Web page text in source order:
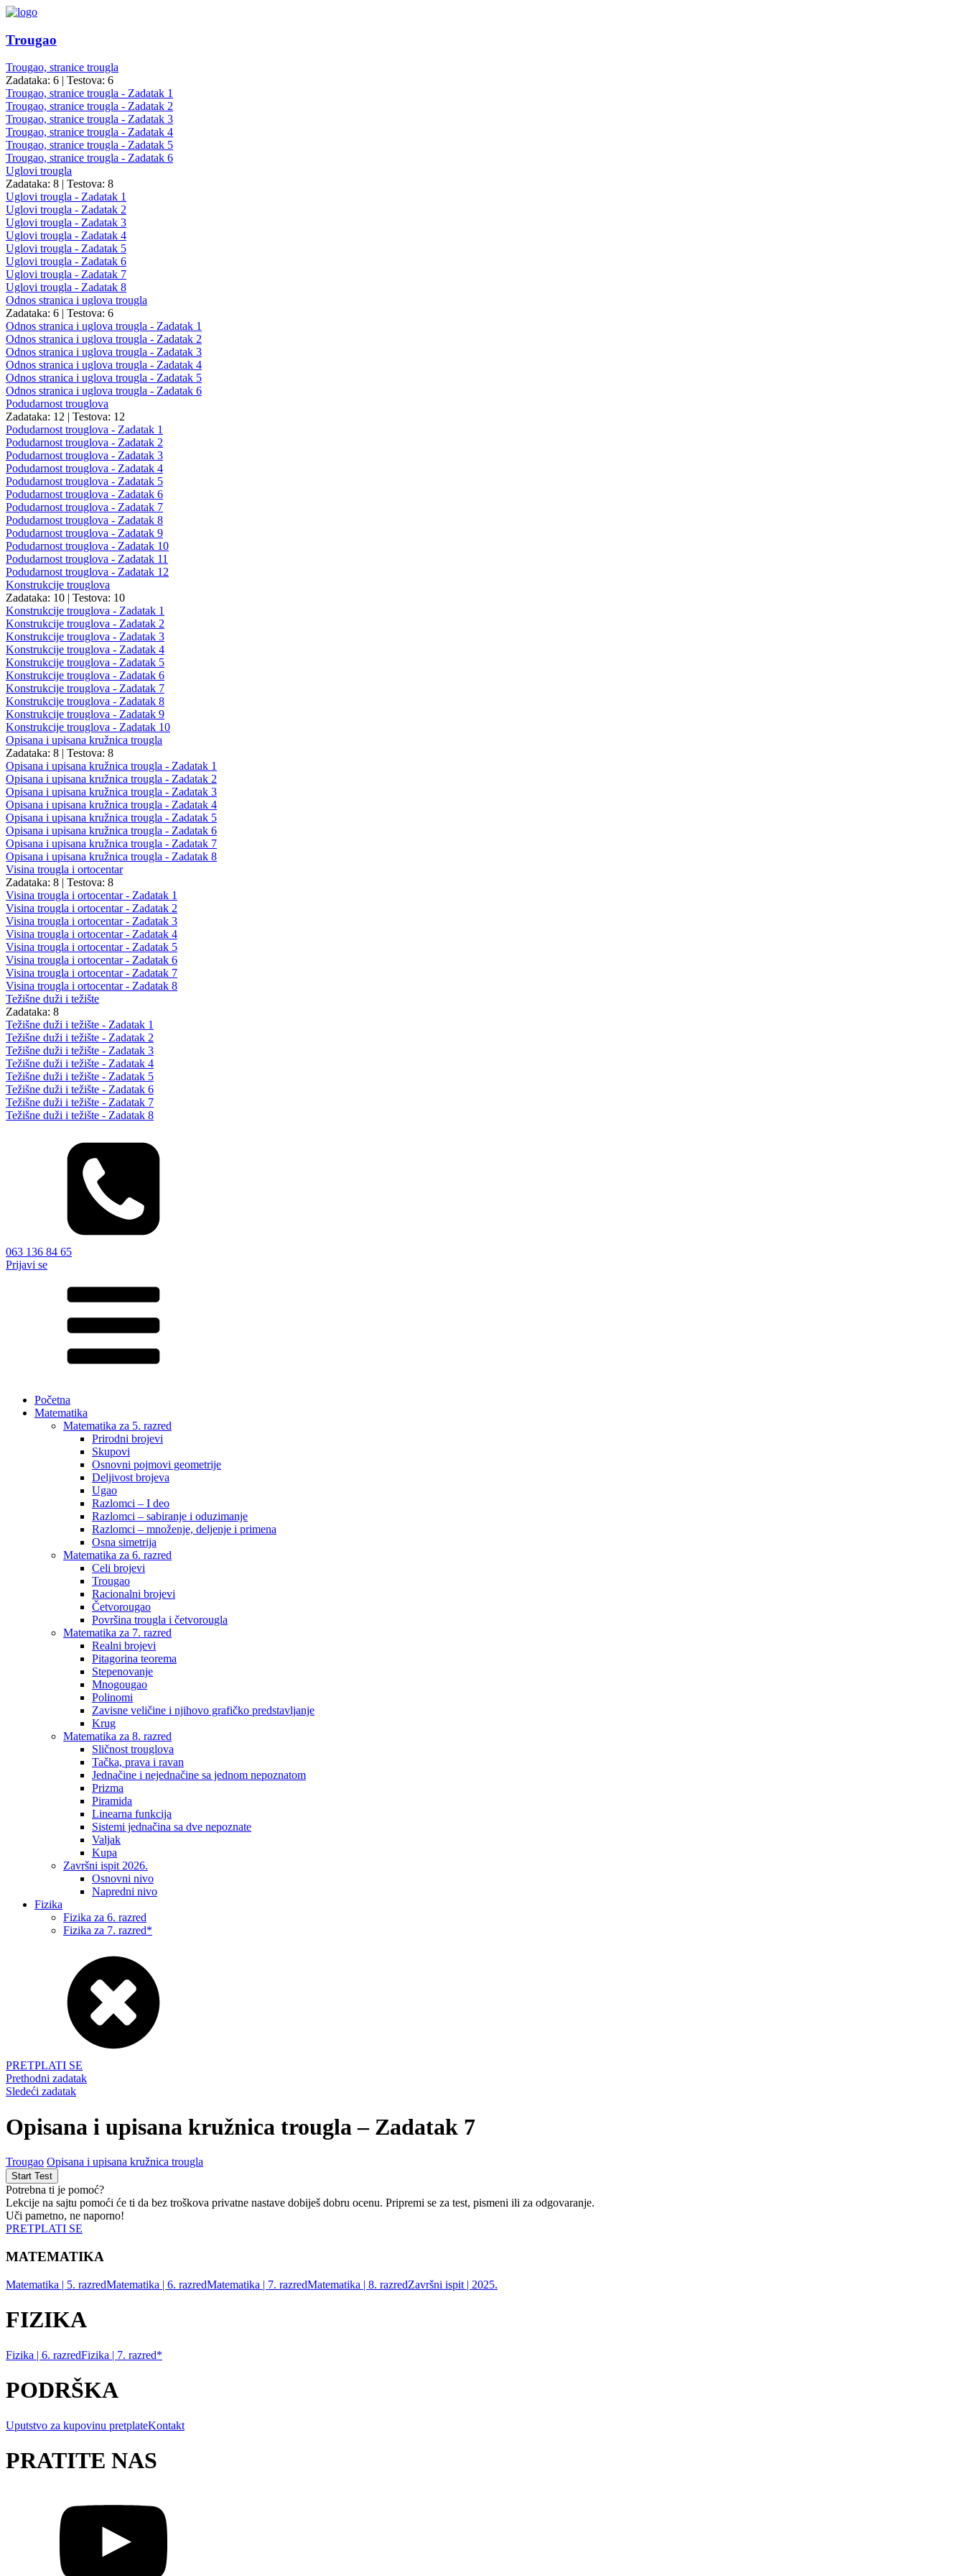
Trougao
Trougao, stranice trougla
Zadataka: 6 | Testova: 6
Trougao, stranice trougla - Zadatak 1
Trougao, stranice trougla - Zadatak 2
Trougao, stranice trougla - Zadatak 3
Trougao, stranice trougla - Zadatak 4
Trougao, stranice trougla - Zadatak 5
Trougao, stranice trougla - Zadatak 6
Uglovi trougla
Zadataka: 8 | Testova: 8
Uglovi trougla - Zadatak 1
Uglovi trougla - Zadatak 2
Uglovi trougla - Zadatak 3
Uglovi trougla - Zadatak 4
Uglovi trougla - Zadatak 5
Uglovi trougla - Zadatak 6
Uglovi trougla - Zadatak 7
Uglovi trougla - Zadatak 8
Odnos stranica i uglova trougla
Zadataka: 6 | Testova: 6
Odnos stranica i uglova trougla - Zadatak 1
Odnos stranica i uglova trougla - Zadatak 2
Odnos stranica i uglova trougla - Zadatak 3
Odnos stranica i uglova trougla - Zadatak 4
Odnos stranica i uglova trougla - Zadatak 5
Odnos stranica i uglova trougla - Zadatak 6
Podudarnost trouglova
Zadataka: 12 | Testova: 12
Podudarnost trouglova - Zadatak 1
Podudarnost trouglova - Zadatak 2
Podudarnost trouglova - Zadatak 3
Podudarnost trouglova - Zadatak 4
Podudarnost trouglova - Zadatak 5
Podudarnost trouglova - Zadatak 6
Podudarnost trouglova - Zadatak 7
Podudarnost trouglova - Zadatak 8
Podudarnost trouglova - Zadatak 9
Podudarnost trouglova - Zadatak 10
Podudarnost trouglova - Zadatak 11
Podudarnost trouglova - Zadatak 12
Konstrukcije trouglova
Zadataka: 10 | Testova: 10
Konstrukcije trouglova - Zadatak 1
Konstrukcije trouglova - Zadatak 2
Konstrukcije trouglova - Zadatak 3
Konstrukcije trouglova - Zadatak 4
Konstrukcije trouglova - Zadatak 5
Konstrukcije trouglova - Zadatak 6
Konstrukcije trouglova - Zadatak 7
Konstrukcije trouglova - Zadatak 8
Konstrukcije trouglova - Zadatak 9
Konstrukcije trouglova - Zadatak 10
Opisana i upisana kružnica trougla
Zadataka: 8 | Testova: 8
Opisana i upisana kružnica trougla - Zadatak 1
Opisana i upisana kružnica trougla - Zadatak 2
Opisana i upisana kružnica trougla - Zadatak 3
Opisana i upisana kružnica trougla - Zadatak 4
Opisana i upisana kružnica trougla - Zadatak 5
Opisana i upisana kružnica trougla - Zadatak 6
Opisana i upisana kružnica trougla - Zadatak 7
Opisana i upisana kružnica trougla - Zadatak 8
Visina trougla i ortocentar
Zadataka: 8 | Testova: 8
Visina trougla i ortocentar - Zadatak 1
Visina trougla i ortocentar - Zadatak 2
Visina trougla i ortocentar - Zadatak 3
Visina trougla i ortocentar - Zadatak 4
Visina trougla i ortocentar - Zadatak 5
Visina trougla i ortocentar - Zadatak 6
Visina trougla i ortocentar - Zadatak 7
Visina trougla i ortocentar - Zadatak 8
Težišne duži i težište
Zadataka: 8
Težišne duži i težište - Zadatak 1
Težišne duži i težište - Zadatak 2
Težišne duži i težište - Zadatak 3
Težišne duži i težište - Zadatak 4
Težišne duži i težište - Zadatak 5
Težišne duži i težište - Zadatak 6
Težišne duži i težište - Zadatak 7
Težišne duži i težište - Zadatak 8
063 136 84 65
Prijavi se
Početna
Matematika
Matematika za 5. razred
Prirodni brojevi
Skupovi
Osnovni pojmovi geometrije
Deljivost brojeva
Ugao
Razlomci – I deo
Razlomci – sabiranje i oduzimanje
Razlomci – množenje, deljenje i primena
Osna simetrija
Matematika za 6. razred
Celi brojevi
Trougao
Racionalni brojevi
Četvorougao
Površina trougla i četvorougla
Matematika za 7. razred
Realni brojevi
Pitagorina teorema
Stepenovanje
Mnogougao
Polinomi
Zavisne veličine i njihovo grafičko predstavljanje
Krug
Matematika za 8. razred
Sličnost trouglova
Tačka, prava i ravan
Jednačine i nejednačine sa jednom nepoznatom
Prizma
Piramida
Linearna funkcija
Sistemi jednačina sa dve nepoznate
Valjak
Kupa
Završni ispit 2026.
Osnovni nivo
Napredni nivo
Fizika
Fizika za 6. razred
Fizika za 7. razred*
PRETPLATI SE
Prethodni zadatak
Sledeći zadatak
Opisana i upisana kružnica trougla – Zadatak 7
Trougao Opisana i upisana kružnica trougla
Potrebna ti je pomoć?
Lekcije na sajtu pomoći će ti da bez troškova privatne nastave dobiješ dobru ocenu. Pripremi se za test, pismeni ili za odgovaranje.
Uči pametno, ne naporno!
PRETPLATI SE
MATEMATIKA
Matematika | 5. razredMatematika | 6. razredMatematika | 7. razredMatematika | 8. razredZavršni ispit | 2025.
FIZIKA
Fizika | 6. razredFizika | 7. razred*
PODRŠKA
Uputstvo za kupovinu pretplateKontakt
PRATITE NAS